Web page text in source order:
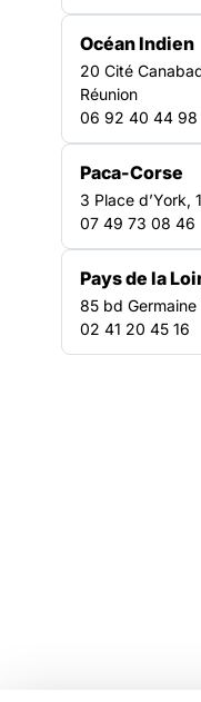
LA FÉDÉRATION
Nos missions
Nos Fédérations
NOS LUTTES
Tous nos
Tous nos
VOTRE ESPACE
Océan Indien
20 Cité
Réunion
06 92 40 44 98
Paca-Corse
3 Place d’York,
07 49 73 08 46
Pays de la
85 bd
02 41 20 45 16